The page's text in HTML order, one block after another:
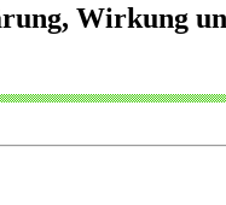
Wirkung